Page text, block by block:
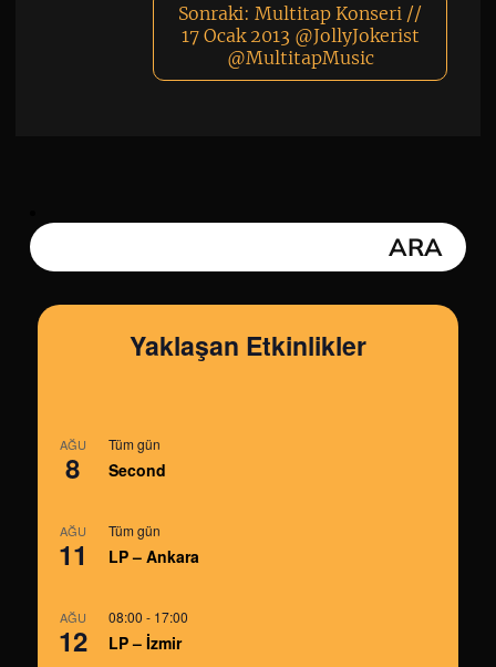
Sonraki: Multitap Konseri //
17 Ocak 2013 @JollyJokerist
@MultitapMusic
Yaklaşan Etkinlikler
AĞU
8
Tüm gün
Second
AĞU
11
Tüm gün
LP – Ankara
AĞU
12
08:00 - 17:00
LP – İzmir